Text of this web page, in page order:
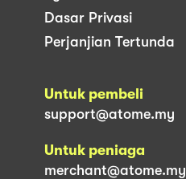
Dasar Privasi
Perjanjian Tertunda
Untuk pembeli
support@atome.my
Untuk peniaga
merchant@atome.my